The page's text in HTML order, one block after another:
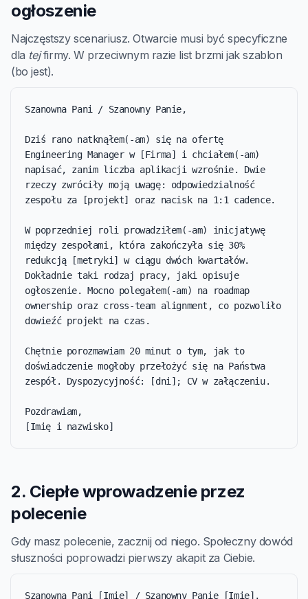
ogłoszenie
Najczęstszy scenariusz. Otwarcie musi być specyficzne
dla tejfirmy. W przeciwnym razie list brzmi jak szablon
(bo jest).
Szanowna Pani / Szanowny Panie,
Dziś rano natknąłem(-am) się na ofertę
Engineering Manager w [Firma] i chciałem(-am)
napisać, zanim liczba aplikacji wzrośnie. Dwie
rzeczy zwróciły moją uwagę: odpowiedzialność
zespołu za [projekt] oraz nacisk na 1:1 cadence.
W poprzedniej roli prowadziłem(-am) inicjatywę
między zespołami, która zakończyła się 30%
redukcją [metryki] w ciągu dwóch kwartałów.
Dokładnie taki rodzaj pracy, jaki opisuje
ogłoszenie. Mocno polegałem(-am) na roadmap
ownership oraz cross-team alignment, co pozwoliło
dowieźć projekt na czas.
Chętnie porozmawiam 20 minut o tym, jak to
doświadczenie mogłoby przełożyć się na Państwa
zespół. Dyspozycyjność: [dni]; CV w załączeniu.
Pozdrawiam,
[Imię i nazwisko]
2. Ciepłe wprowadzenie przez
polecenie
Gdy masz polecenie, zacznij od niego. Społeczny dowód
słuszności poprowadzi pierwszy akapit za Ciebie.
Szanowna Pani [Imię] / Szanowny Panie [Imię],